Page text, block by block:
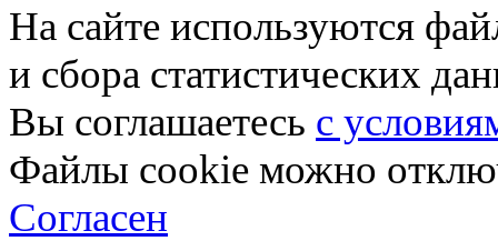
На сайте используются
и сбора статистических
Вы соглашаетесь с
Файлы cookie можно
Согласен